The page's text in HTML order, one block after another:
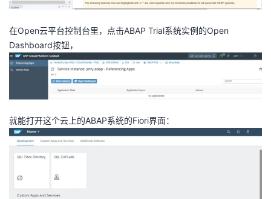
在Open云平台控制台里，点击ABAP Trial系统实例的Open
Dashboard按钮，
就能打开这个云上的ABAP系统的Fiori界面：